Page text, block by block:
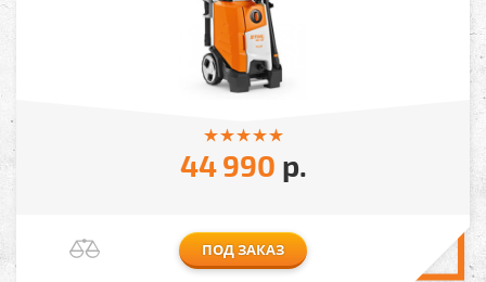
44 990 р.
ПОД ЗАКАЗ